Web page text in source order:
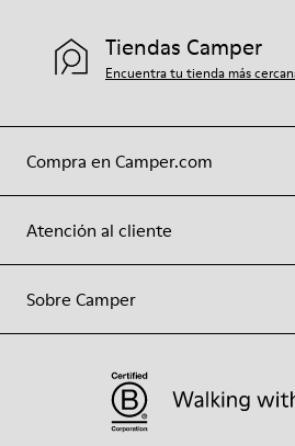
Compra en Camper.com
Atención al cliente
Sobre Camper
Tiendas Camper
Encuentra tu tienda más